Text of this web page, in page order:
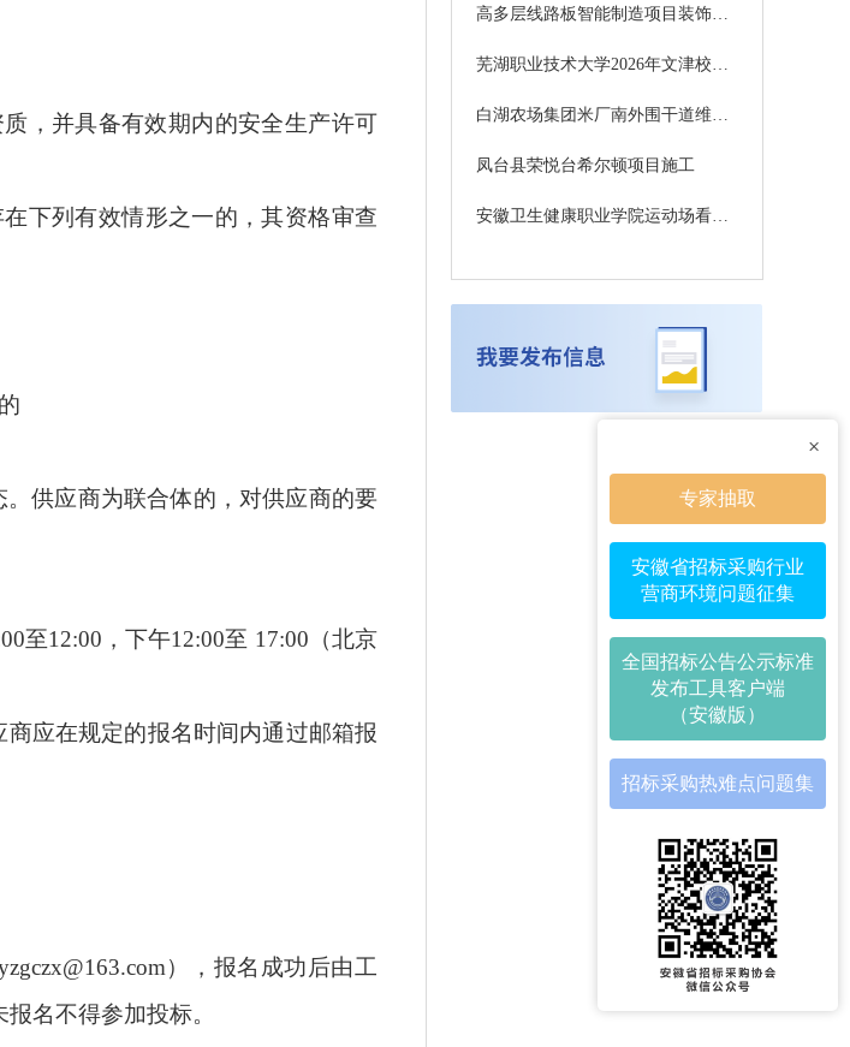
×
专家抽取
安徽省招标采购行业
营商环境问题征集
全国招标公告公示标准
发布工具客户端
（安徽版）
招标采购热难点问题集
质，并具备有效期内的安全生产许可
下列有效情形之一的，其资格审查
。供应商为联合体的，对供应商的要
至12:00，下午12:00至 17:00（北京
应在规定的报名时间内通过邮箱报
），报名成功后由工
名不得参加投标。
高多层线路板智能制造项目装饰主材采购成交候选供应商公示
芜湖职业技术大学2026年文津校区大学物理实验室改造项目竞争性谈判公告
白湖农场集团米厂南外围干道维修项目中标结果公示
凤台县荣悦台希尔顿项目施工
安徽卫生健康职业学院运动场看台及零星维修工程项目终止公告